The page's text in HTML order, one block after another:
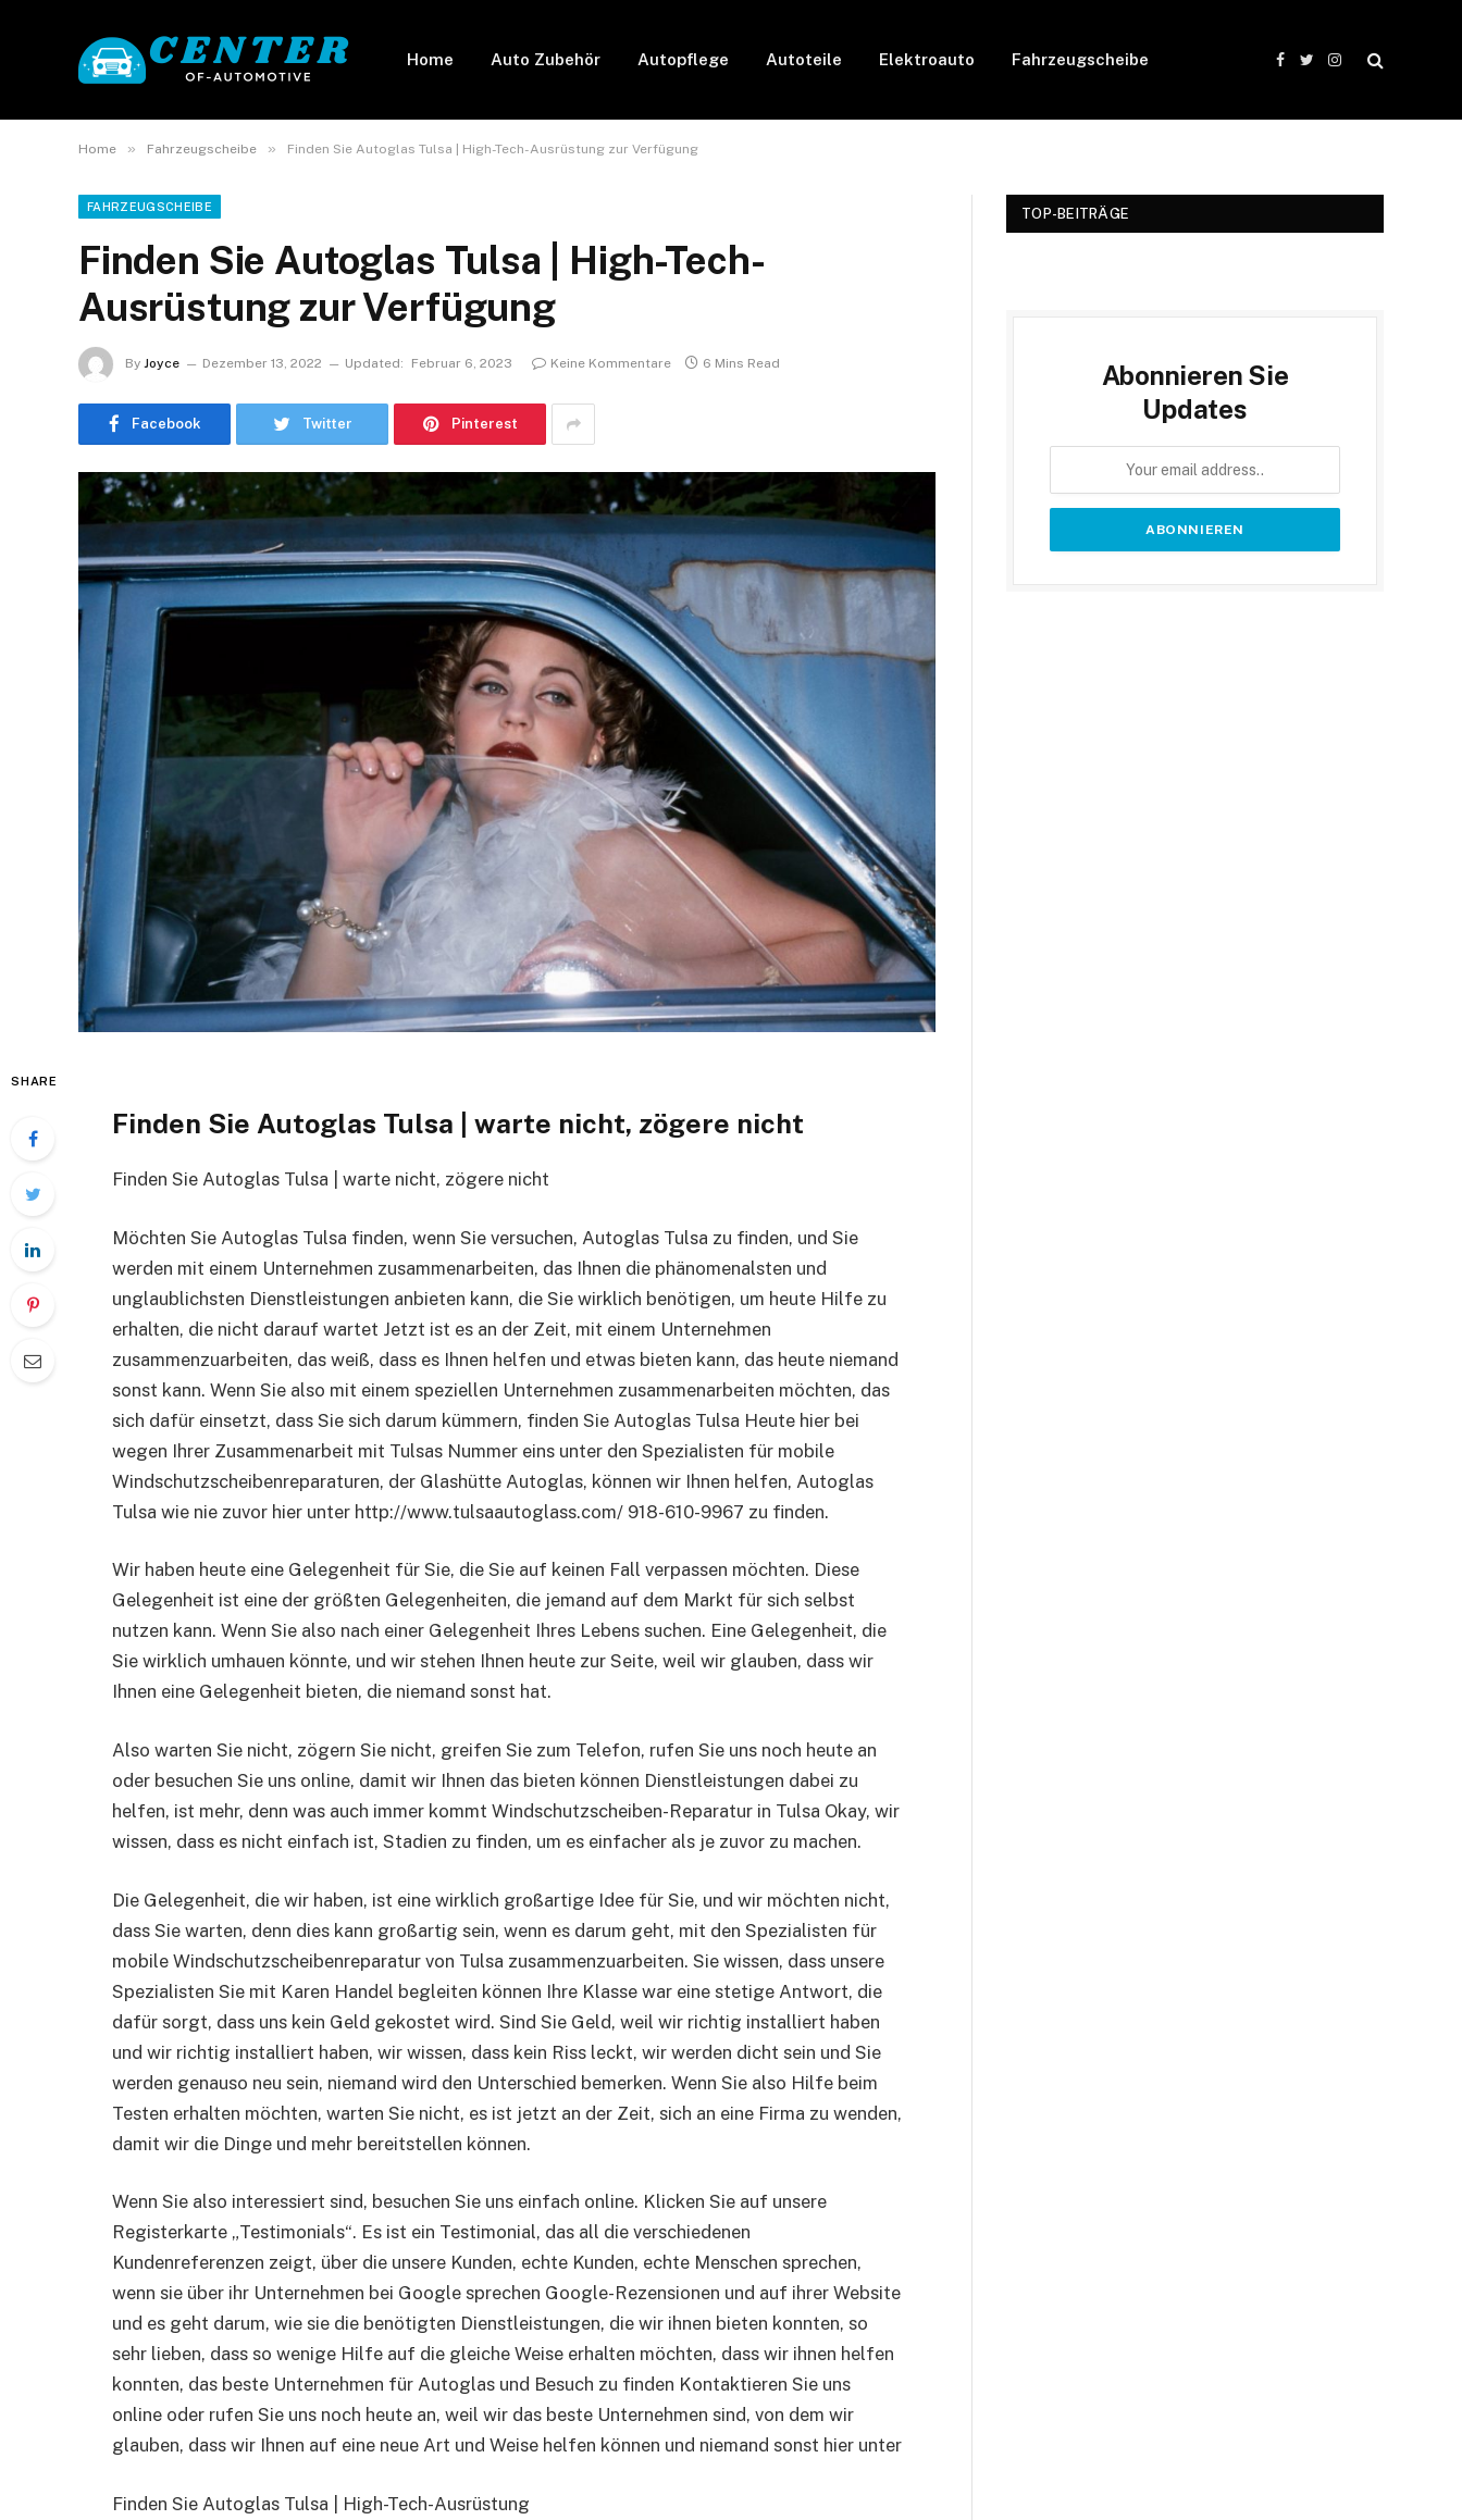
Home Auto Zubehör Autopflege Autoteile Elektroauto Fahrzeugscheibe
Facebook
TwitterInstagram
Home » Fahrzeugscheibe » Finden Sie Autoglas Tulsa | High-Tech-Ausrüstung zur Verfügung
FAHRZEUGSCHEIBE
Finden Sie Autoglas Tulsa | High-Tech-
Ausrüstung zur Verfügung
By Joyce Dezember 13, 2022 Updated: Februar 6, 2023 Keine Kommentare 6 Mins Read
Facebook Twitter Pinterest
SHARE
Finden Sie Autoglas Tulsa | warte nicht, zögere nicht
Finden Sie Autoglas Tulsa | warte nicht, zögere nicht
Möchten Sie Autoglas Tulsa finden, wenn Sie versuchen, Autoglas Tulsa zu finden, und Sie
werden mit einem Unternehmen zusammenarbeiten, das Ihnen die phänomenalsten und
unglaublichsten Dienstleistungen anbieten kann, die Sie wirklich benötigen, um heute Hilfe zu
erhalten, die nicht darauf wartet Jetzt ist es an der Zeit, mit einem Unternehmen
zusammenzuarbeiten, das weiß, dass es Ihnen helfen und etwas bieten kann, das heute niemand
sonst kann. Wenn Sie also mit einem speziellen Unternehmen zusammenarbeiten möchten, das
sich dafür einsetzt, dass Sie sich darum kümmern, finden Sie Autoglas Tulsa Heute hier bei
wegen Ihrer Zusammenarbeit mit Tulsas Nummer eins unter den Spezialisten für mobile
Windschutzscheibenreparaturen, der Glashütte Autoglas, können wir Ihnen helfen, Autoglas
Tulsa wie nie zuvor hier unter http://www.tulsaautoglass.com/ 918-610-9967 zu finden.
Wir haben heute eine Gelegenheit für Sie, die Sie auf keinen Fall verpassen möchten. Diese
Gelegenheit ist eine der größten Gelegenheiten, die jemand auf dem Markt für sich selbst
nutzen kann. Wenn Sie also nach einer Gelegenheit Ihres Lebens suchen. Eine Gelegenheit, die
Sie wirklich umhauen könnte, und wir stehen Ihnen heute zur Seite, weil wir glauben, dass wir
Ihnen eine Gelegenheit bieten, die niemand sonst hat.
Also warten Sie nicht, zögern Sie nicht, greifen Sie zum Telefon, rufen Sie uns noch heute an
oder besuchen Sie uns online, damit wir Ihnen das bieten können Dienstleistungen dabei zu
helfen, ist mehr, denn was auch immer kommt Windschutzscheiben-Reparatur in Tulsa Okay, wir
wissen, dass es nicht einfach ist, Stadien zu finden, um es einfacher als je zuvor zu machen.
Die Gelegenheit, die wir haben, ist eine wirklich großartige Idee für Sie, und wir möchten nicht,
dass Sie warten, denn dies kann großartig sein, wenn es darum geht, mit den Spezialisten für
mobile Windschutzscheibenreparatur von Tulsa zusammenzuarbeiten. Sie wissen, dass unsere
Spezialisten Sie mit Karen Handel begleiten können Ihre Klasse war eine stetige Antwort, die
dafür sorgt, dass uns kein Geld gekostet wird. Sind Sie Geld, weil wir richtig installiert haben
und wir richtig installiert haben, wir wissen, dass kein Riss leckt, wir werden dicht sein und Sie
werden genauso neu sein, niemand wird den Unterschied bemerken. Wenn Sie also Hilfe beim
Testen erhalten möchten, warten Sie nicht, es ist jetzt an der Zeit, sich an eine Firma zu wenden,
damit wir die Dinge und mehr bereitstellen können.
Wenn Sie also interessiert sind, besuchen Sie uns einfach online. Klicken Sie auf unsere
Registerkarte „Testimonials“. Es ist ein Testimonial, das all die verschiedenen
Kundenreferenzen zeigt, über die unsere Kunden, echte Kunden, echte Menschen sprechen,
wenn sie über ihr Unternehmen bei Google sprechen Google-Rezensionen und auf ihrer Website
und es geht darum, wie sie die benötigten Dienstleistungen, die wir ihnen bieten konnten, so
sehr lieben, dass so wenige Hilfe auf die gleiche Weise erhalten möchten, dass wir ihnen helfen
konnten, das beste Unternehmen für Autoglas und Besuch zu finden Kontaktieren Sie uns
online oder rufen Sie uns noch heute an, weil wir das beste Unternehmen sind, von dem wir
glauben, dass wir Ihnen auf eine neue Art und Weise helfen können und niemand sonst hier unter
Finden Sie Autoglas Tulsa | High-Tech-Ausrüstung
TOP-BEITRÄGE
Abonnieren Sie
Updates